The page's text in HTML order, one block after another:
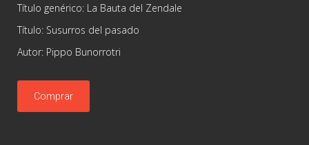
Título genérico: La Bauta del Zendale
Título: Susurros del pasado
Autor: Pippo Bunorrotri
Comprar